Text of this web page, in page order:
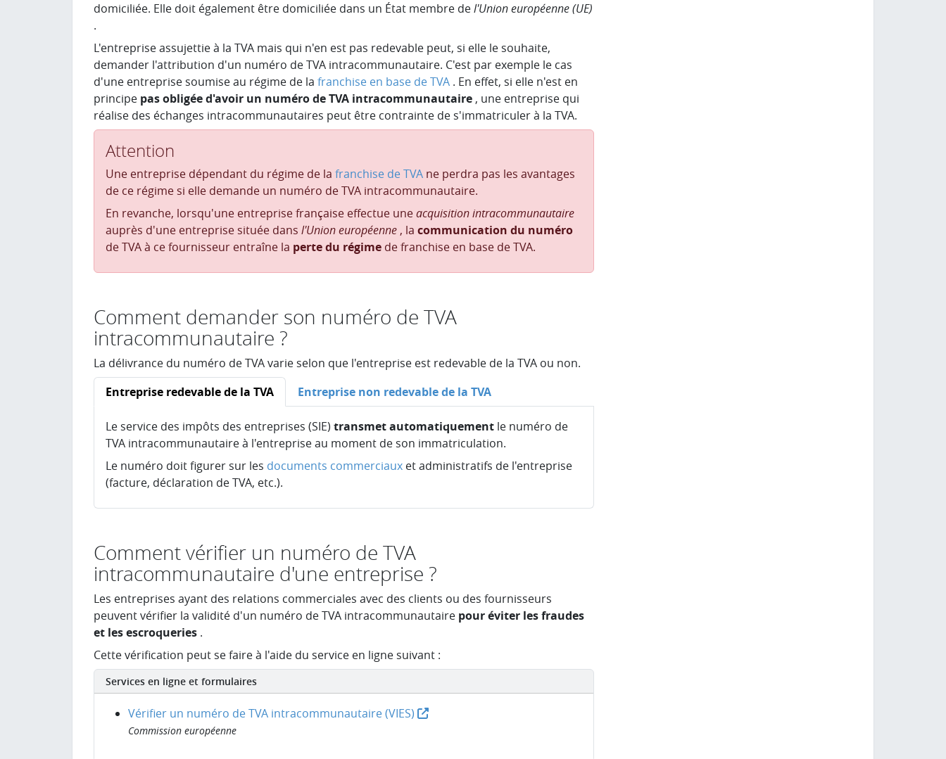
domiciliée. Elle doit également être domiciliée dans un État membre del'Union européenne (UE)
.
L'entreprise assujettie à la TVA mais qui n'en est pas redevable peut, si elle le souhaite,
demander l'attribution d'un numéro de TVA intracommunautaire. C'est par exemple le cas
d'une entreprise soumise au régime de la franchise en base de TVA . En effet, si elle n'est en
principe pas obligée d'avoir un numéro de TVA intracommunautaire , une entreprise qui
réalise des échanges intracommunautaires peut être contrainte de s'immatriculer à la TVA.
Attention
Une entreprise dépendant du régime de la franchise de TVA ne perdra pas les avantages
de ce régime si elle demande un numéro de TVA intracommunautaire.
En revanche, lorsqu'une entreprise française effectue uneacquisition intracommunautaire
auprès d'une entreprise située dans l'Union européenne , la communication du numéro
de TVA à ce fournisseur entraîne la perte du régime de franchise en base de TVA.
Comment demander son numéro de TVA
intracommunautaire ?
La délivrance du numéro de TVA varie selon que l'entreprise est redevable de la TVA ou non.
Entreprise redevable de la TVA
Entreprise non redevable de la TVA
Le service des impôts des entreprises (SIE) transmet automatiquement le numéro de
TVA intracommunautaire à l'entreprise au moment de son immatriculation.
Le numéro doit figurer sur les documents commerciaux et administratifs de l'entreprise
(facture, déclaration de TVA, etc.).
Comment vérifier un numéro de TVA
intracommunautaire d'une entreprise ?
Les entreprises ayant des relations commerciales avec des clients ou des fournisseurs
peuvent vérifier la validité d'un numéro de TVA intracommunautaire pour éviter les fraudes
et les escroqueries .
Cette vérification peut se faire à l'aide du service en ligne suivant :
Services en ligne et formulaires
Vérifier un numéro de TVA intracommunautaire (VIES)
Commission européenne